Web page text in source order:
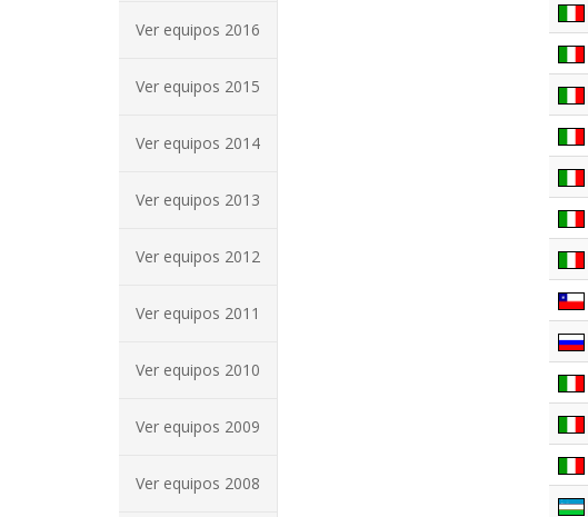
Ver equipos 2016
Ver equipos 2015
Ver equipos 2014
Ver equipos 2013
Ver equipos 2012
Ver equipos 2011
Ver equipos 2010
Ver equipos 2009
Ver equipos 2008